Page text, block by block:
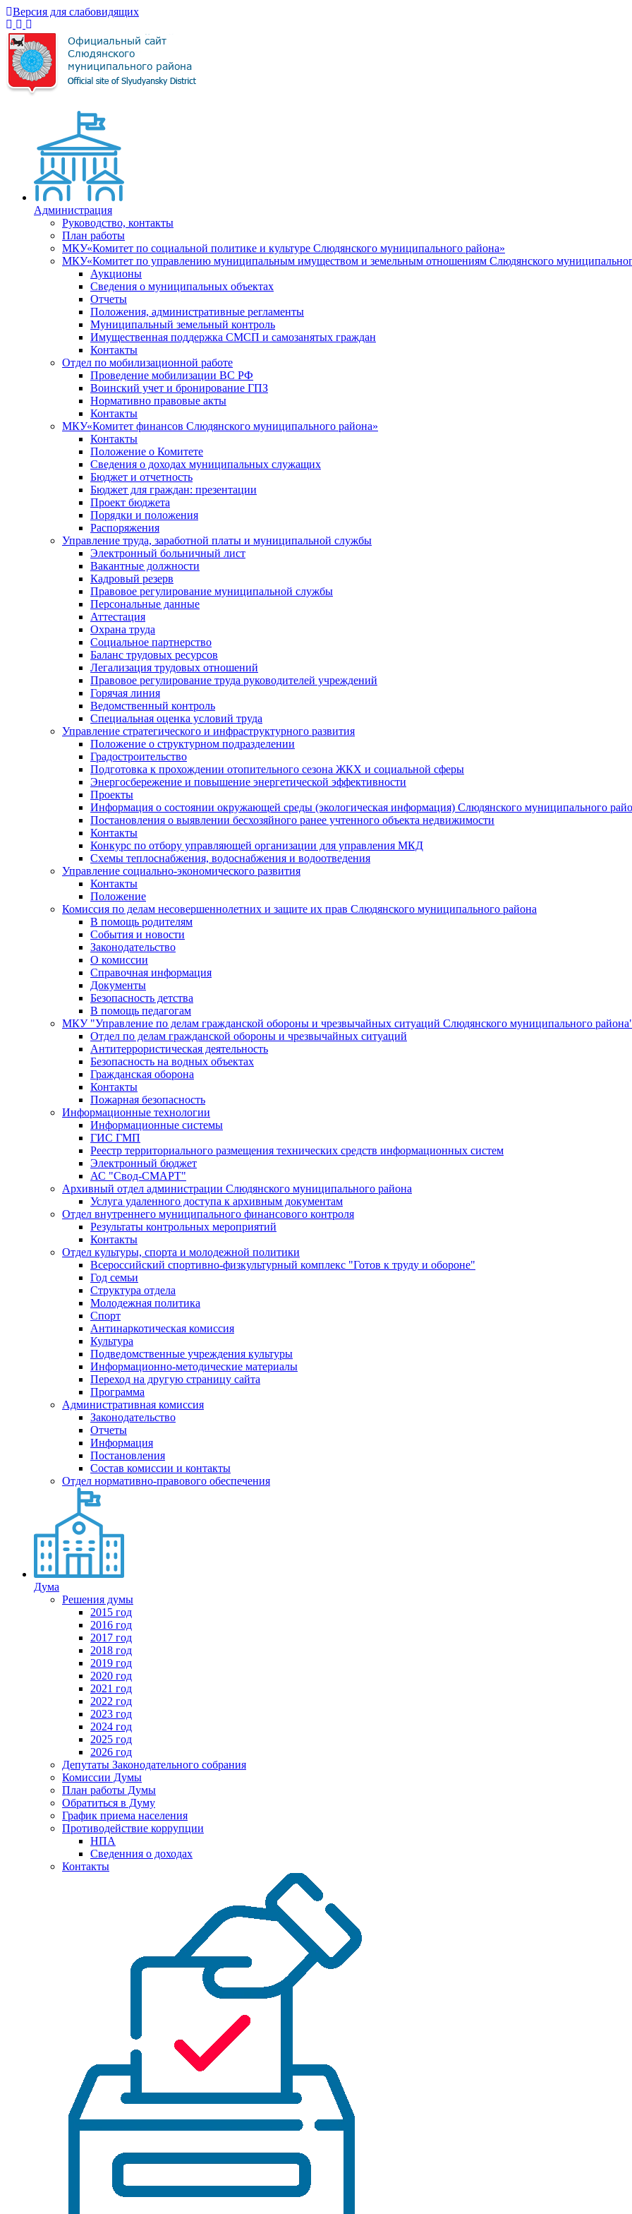
Версия для слабовидящих
Администрация
Руководство, контакты
План работы
МКУ«Комитет по социальной политике и культуре Слюдянского муниципального района»
МКУ«Комитет по управлению муниципальным имуществом и земельным отношениям Слюдянского
Аукционы
Сведения о муниципальных объектах
Отчеты
Положения, административные регламенты
Муниципальный земельный контроль
Имущественная поддержка СМСП и самозанятых граждан
Контакты
Отдел по мобилизационной работе
Проведение мобилизации ВС РФ
Воинский учет и бронирование ГПЗ
Нормативно правовые акты
Контакты
МКУ«Комитет финансов Слюдянского муниципального района»
Контакты
Положение о Комитете
Сведения о доходах муниципальных служащих
Бюджет и отчетность
Бюджет для граждан: презентации
Проект бюджета
Порядки и положения
Распоряжения
Управление труда, заработной платы и муниципальной службы
Электронный больничный лист
Вакантные должности
Кадровый резерв
Правовое регулирование муниципальной службы
Персональные данные
Аттестация
Охрана труда
Социальное партнерство
Баланс трудовых ресурсов
Легализация трудовых отношений
Правовое регулирование труда руководителей учреждений
Горячая линия
Ведомственный контроль
Специальная оценка условий труда
Управление стратегического и инфраструктурного развития
Положение о структурном подразделении
Градостроительство
Подготовка к прохождении отопительного сезона ЖКХ и социальной сферы
Энергосбережение и повышение энергетической эффективности
Проекты
Информация о состоянии окружающей среды (экологическая информация) Слюдянского муниципального
Постановления о выявлении бесхозяйного ранее учтенного объекта недвижимости
Контакты
Конкурс по отбору управляющей организации для управления МКД
Схемы теплоснабжения, водоснабжения и водоотведения
Управление социально-экономического развития
Контакты
Положение
Комиссия по делам несовершеннолетних и защите их прав Слюдянского муниципального района
В помощь родителям
События и новости
Законодательство
О комиссии
Справочная информация
Документы
Безопасность детства
В помощь педагогам
МКУ "Управление по делам гражданской обороны и чрезвычайных ситуаций Слюдянского муниципального
Отдел по делам гражданской обороны и чрезвычайных ситуаций
Антитеррористическая деятельность
Безопасность на водных объектах
Гражданская оборона
Контакты
Пожарная безопасность
Информационные технологии
Информационные системы
ГИС ГМП
Реестр территориального размещения технических средств информационных систем
Электронный бюджет
АС "Свод-СМАРТ"
Архивный отдел администрации Слюдянского муниципального района
Услуга удаленного доступа к архивным документам
Отдел внутреннего муниципального финансового контроля
Результаты контрольных мероприятий
Контакты
Отдел культуры, спорта и молодежной политики
Всероссийский спортивно-физкультурный комплекс "Готов к труду и обороне"
Год семьи
Структура отдела
Молодежная политика
Спорт
Антинаркотическая комиссия
Культура
Подведомственные учреждения культуры
Информационно-методические материалы
Переход на другую страницу сайта
Программа
Административная комиссия
Законодательство
Отчеты
Информация
Постановления
Состав комиссии и контакты
Отдел нормативно-правового обеспечения
Дума
Решения думы
2015 год
2016 год
2017 год
2018 год
2019 год
2020 год
2021 год
2022 год
2023 год
2024 год
2025 год
2026 год
Депутаты Законодательного собрания
Комиссии Думы
План работы Думы
Обратиться в Думу
График приема населения
Противодействие коррупции
НПА
Сведенния о доходах
Контакты